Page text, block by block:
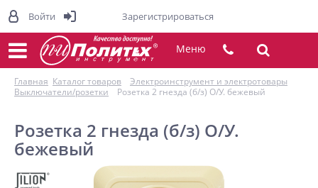
Меню
Главная Каталог товаров
Электроинструмент и электротовары
Выключатели/розетки
Розетка 2 гнезда (б/з) О/У. бежевый
Розетка 2 гнезда (б/з) О/У.
бежевый
Войти Зарегистрироваться